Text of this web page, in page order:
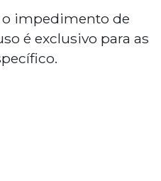
o impedimento de
é exclusivo para as